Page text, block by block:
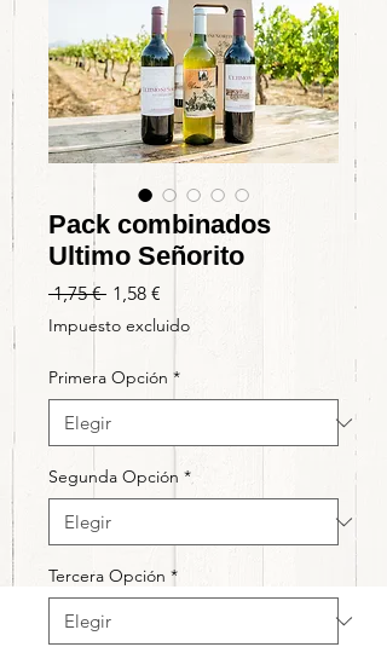
Pack combinados
Ultimo Señorito
1,75 € Precio
1,58 €
de
oferta
Impuesto excluido
Primera Opción *
Segunda Opción *
Tercera Opción *